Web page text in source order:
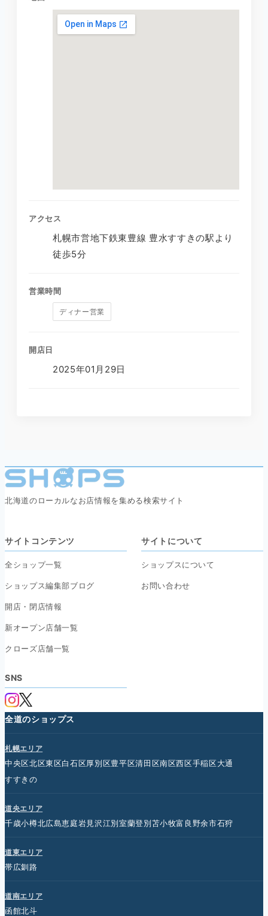
アクセス
札幌市営地下鉄東豊線 豊水すすきの駅より
徒歩5分
営業時間
ディナー営業
開店日
2025年01月29日
北海道のローカルなお店情報を集める検索サイト
サイトコンテンツ
全ショップ一覧
ショップス編集部ブログ
開店・閉店情報
新オープン店舗一覧
クローズ店舗一覧
サイトについて
ショップスについて
お問い合わせ
SNS
全道のショップス
札幌エリア
中央区北区東区白石区厚別区豊平区清田区南区西区手稲区大通
すすきの
道央エリア
千歳小樽北広島恵庭岩見沢江別室蘭登別苫小牧富良野余市石狩
道東エリア
帯広釧路
道南エリア
函館北斗